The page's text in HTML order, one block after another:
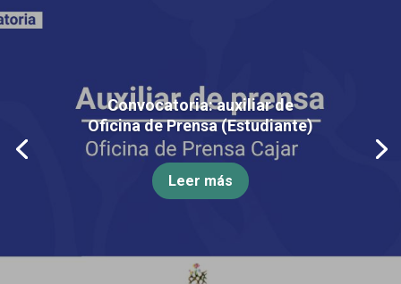
Convocatoria: auxiliar de
Oficina de Prensa (Estudiante)
Leer más